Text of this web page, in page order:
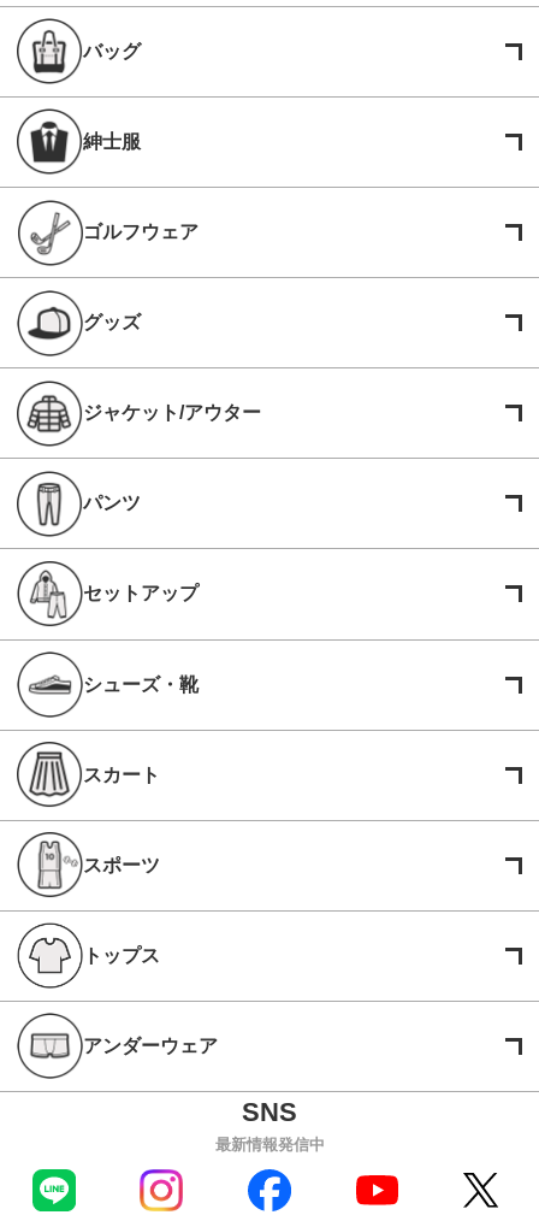
バッグ
紳士服
ゴルフウェア
グッズ
ジャケット/アウター
パンツ
セットアップ
シューズ・靴
スカート
スポーツ
トップス
アンダーウェア
最新情報発信中